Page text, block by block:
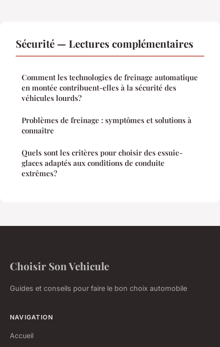
Sécurité — Lectures complémentaires
Comment les technologies de freinage automatique
en montée contribuent-elles à la sécurité des
véhicules lourds?
Problèmes de freinage : symptômes et solutions à
connaître
Quels sont les critères pour choisir des essuie-
glaces adaptés aux conditions de conduite
extrêmes?
Choisir Son Vehicule
Guides et conseils pour faire le bon choix automobile
NAVIGATION
Accueil